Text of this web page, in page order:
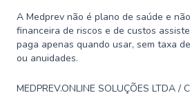
A Medprev não é plano de saúde e
financeira de riscos e de custos
paga apenas quando usar, sem taxa
ou anuidades.
MEDPREV.ONLINE SOLUÇÕES LTDA /